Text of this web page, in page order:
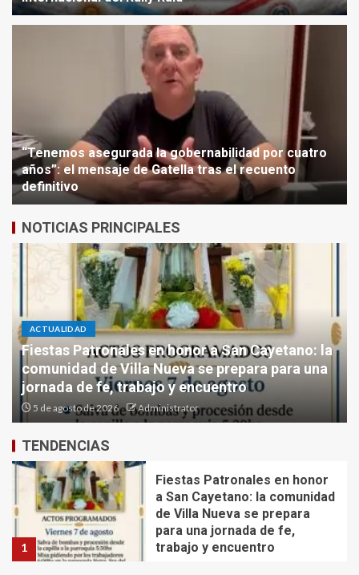
“Tenemos asegurada la gobernabilidad por cuatro
años”: el mensaje de Gatella tras el recuento
definitivo
NOTICIAS PRINCIPALES
ACTUALIDAD
Las Termas recibe una histórica fecha
internacional del Rally Raid
5 de agosto de 2026 Administrator
TENDENCIAS
5
Tras el triunfo de Gattella, la
definición de las bancas del
Concejo Deliberante genera
tensiones y reclamos
1
Fiestas Patronales en honor
a San Cayetano: la comunidad
de Villa Nueva se prepara
para una jornada de fe,
2
Las Termas recibe una
histórica fecha internacional
del Rally Raid